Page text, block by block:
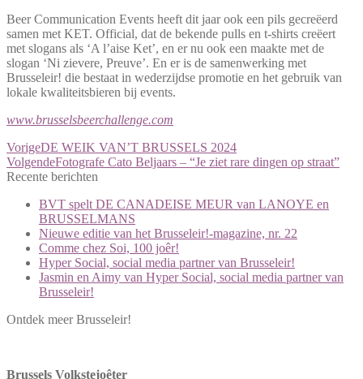
Beer Communication Events heeft dit jaar ook een pils gecreëerd
samen met KET. Official, dat de bekende pulls en t-shirts creëert
met slogans als ‘A l’aise Ket’, en er nu ook een maakte met de
slogan ‘Ni zievere, Preuve’. En er is de samenwerking met
Brusseleir! die bestaat in wederzijdse promotie en het gebruik van
lokale kwaliteitsbieren bij events.
www.brusselsbeerchallenge.com
VorigeDE WEIK VAN’T BRUSSELS 2024
VolgendeFotografe Cato Beljaars – “Je ziet rare dingen op straat”
Recente berichten
BVT spelt DE CANADEISE MEUR van LANOYE en
BRUSSELMANS
Nieuwe editie van het Brusseleir!-magazine, nr. 22
Comme chez Soi, 100 joêr!
Hyper Social, social media partner van Brusseleir!
Jasmin en Aimy van Hyper Social, social media partner van
Brusseleir!
Ontdek meer Brusseleir!
Brussels Volkstejoêter